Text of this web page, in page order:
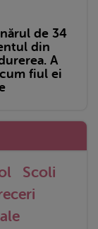
de 34
din
A
fiul ei
Scoli